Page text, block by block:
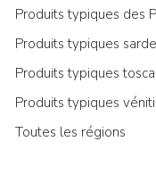
Produits typiques des
Produits typiques
Produits typiques
Produits typiques
Toutes les régions